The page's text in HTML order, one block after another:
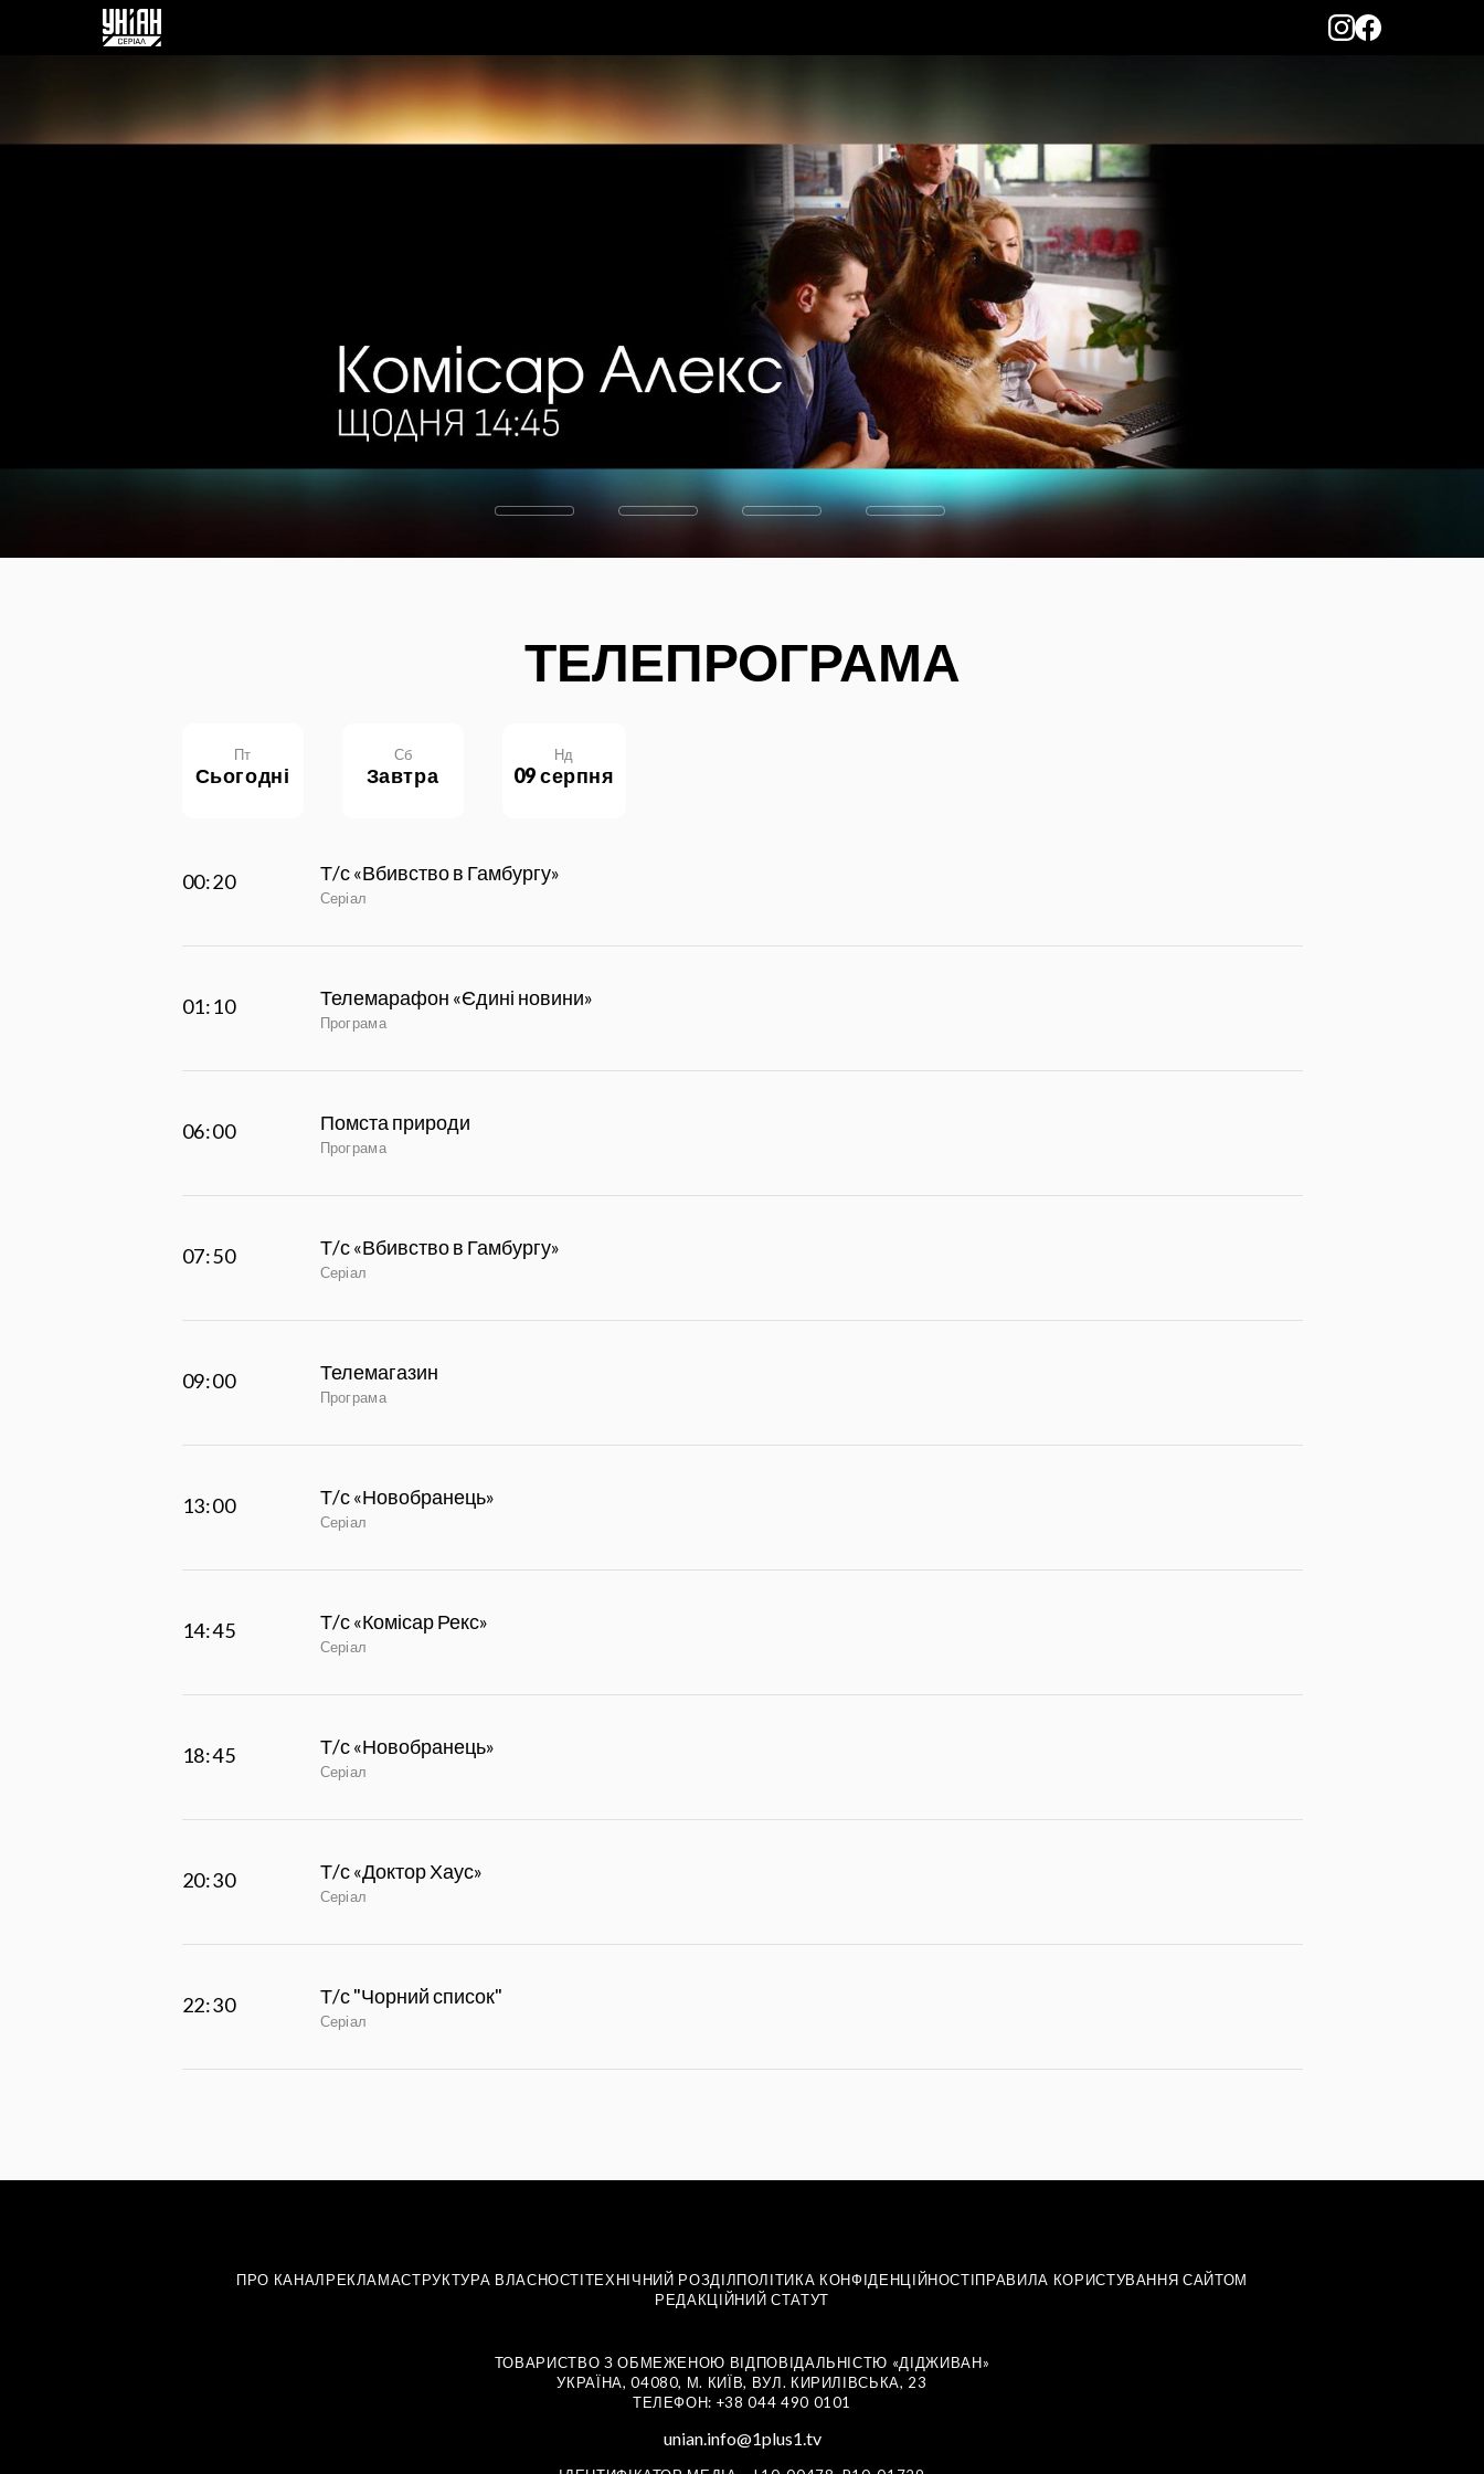
ТЕЛЕПРОГРАМА
Пт
сьогодні
Сб
завтра
Нд
09 серпня
00:20 Т/с «Вбивство в Гамбургу»
Серіал
01:10 Телемарафон «Єдині новини»
Програма
06:00 Помста природи
Програма
07:50 Т/с «Вбивство в Гамбургу»
Серіал
09:00 Телемагазин
Програма
13:00 Т/с «Новобранець»
Серіал
14:45 Т/с «Комісар Рекс»
Серіал
18:45 Т/с «Новобранець»
Серіал
20:30 Т/с «Доктор Хаус»
Серіал
22:30 Т/с "Чорний список"
Серіал
ПРО КАНАЛРЕКЛАМАСТРУКТУРА ВЛАСНОСТІТЕХНІЧНИЙ РОЗДІЛПОЛІТИКА КОНФІДЕНЦІЙНОСТІПРАВИЛА КОРИСТУВАННЯ САЙТОМ
РЕДАКЦІЙНИЙ СТАТУТ
ТОВАРИСТВО З ОБМЕЖЕНОЮ ВІДПОВІДАЛЬНІСТЮ «ДІДЖИВАН»
УКРАЇНА, 04080, М. КИЇВ, ВУЛ. КИРИЛІВСЬКА, 23
ТЕЛЕФОН: +38 044 490 0101
unian.info@1plus1.tv